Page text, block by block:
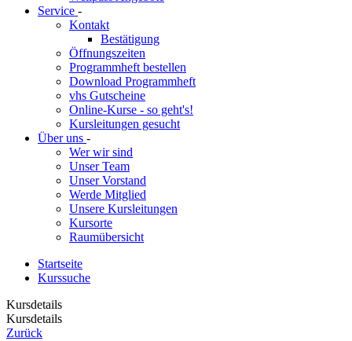
Service -
Kontakt
Bestätigung
Öffnungszeiten
Programmheft bestellen
Download Programmheft
vhs Gutscheine
Online-Kurse - so geht's!
Kursleitungen gesucht
Über uns -
Wer wir sind
Unser Team
Unser Vorstand
Werde Mitglied
Unsere Kursleitungen
Kursorte
Raumübersicht
Startseite
Kurssuche
Kursdetails
Kursdetails
Zurück